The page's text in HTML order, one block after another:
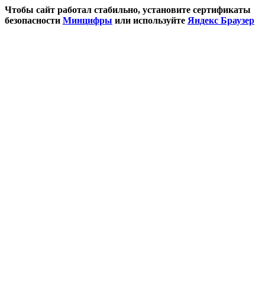
Чтобы сайт работал стабильно, установите сертификаты
безопасности Минцифры или используйте Яндекс Браузер